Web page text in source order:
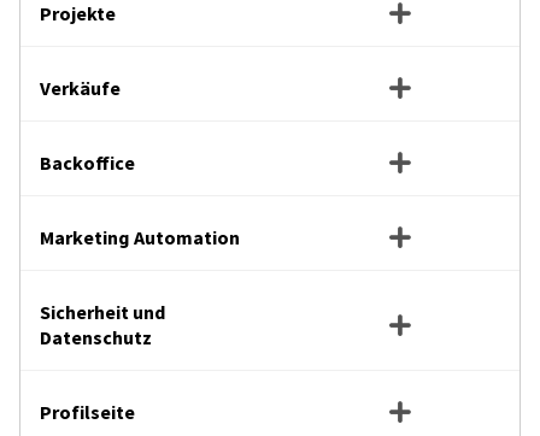
Projekte
Verkäufe
Backoffice
Marketing Automation
Sicherheit und
Datenschutz
Profilseite